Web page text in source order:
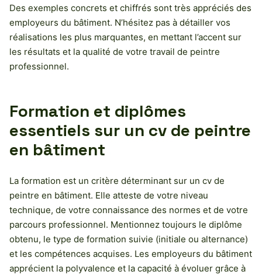
Des exemples concrets et chiffrés sont très appréciés des
employeurs du bâtiment. N’hésitez pas à détailler vos
réalisations les plus marquantes, en mettant l’accent sur
les résultats et la qualité de votre travail de peintre
professionnel.
Formation et diplômes
essentiels sur un cv de peintre
en bâtiment
La formation est un critère déterminant sur un cv de
peintre en bâtiment. Elle atteste de votre niveau
technique, de votre connaissance des normes et de votre
parcours professionnel. Mentionnez toujours le diplôme
obtenu, le type de formation suivie (initiale ou alternance)
et les compétences acquises. Les employeurs du bâtiment
apprécient la polyvalence et la capacité à évoluer grâce à